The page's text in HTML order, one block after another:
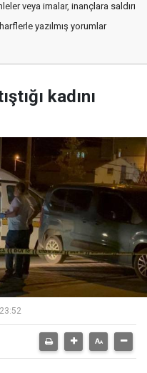
veya imalar, inançlara saldırı
yazılmış yorumlar
kadını